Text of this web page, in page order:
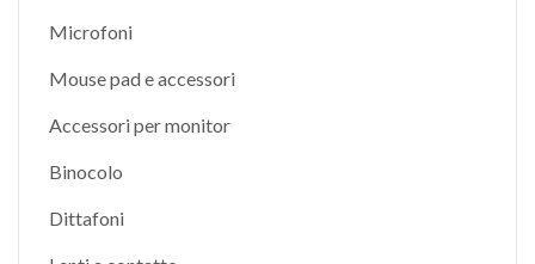
Microfoni
Mouse pad e accessori
Accessori per monitor
Binocolo
Dittafoni